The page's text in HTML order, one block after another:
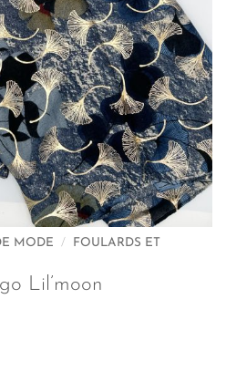
MODE /
FOULARDS ET
Lil’moon